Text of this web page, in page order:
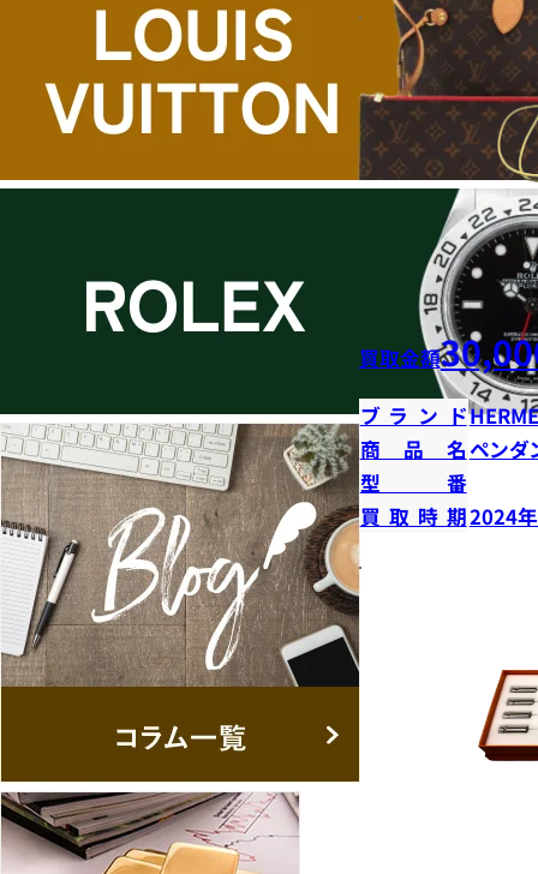
買取金額
ブランド
商品名ペン
型番
買取時期2024